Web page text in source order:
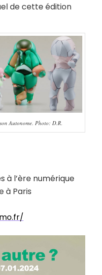
de cette édition
Autonome. Photo: D.R.
à l’ère numérique
à Paris